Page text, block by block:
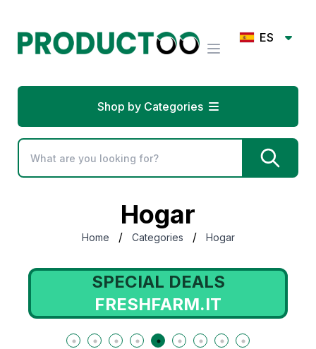
ES
Shop by Categories
Hogar
Home / Categories / Hogar
SPECIAL DEALS
FRESHFARM.IT